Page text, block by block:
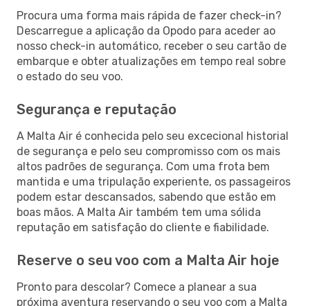
Procura uma forma mais rápida de fazer check-in?
Descarregue a aplicação da Opodo para aceder ao
nosso check-in automático, receber o seu cartão de
embarque e obter atualizações em tempo real sobre
o estado do seu voo.
Segurança e reputação
A Malta Air é conhecida pelo seu excecional historial
de segurança e pelo seu compromisso com os mais
altos padrões de segurança. Com uma frota bem
mantida e uma tripulação experiente, os passageiros
podem estar descansados, sabendo que estão em
boas mãos. A Malta Air também tem uma sólida
reputação em satisfação do cliente e fiabilidade.
Reserve o seu voo com a Malta Air hoje
Pronto para descolar? Comece a planear a sua
próxima aventura reservando o seu voo com a Malta